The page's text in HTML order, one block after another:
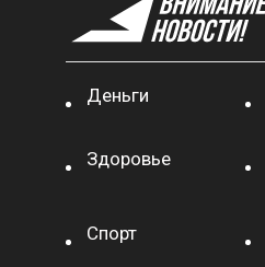
Деньги
Здоровье
Спорт